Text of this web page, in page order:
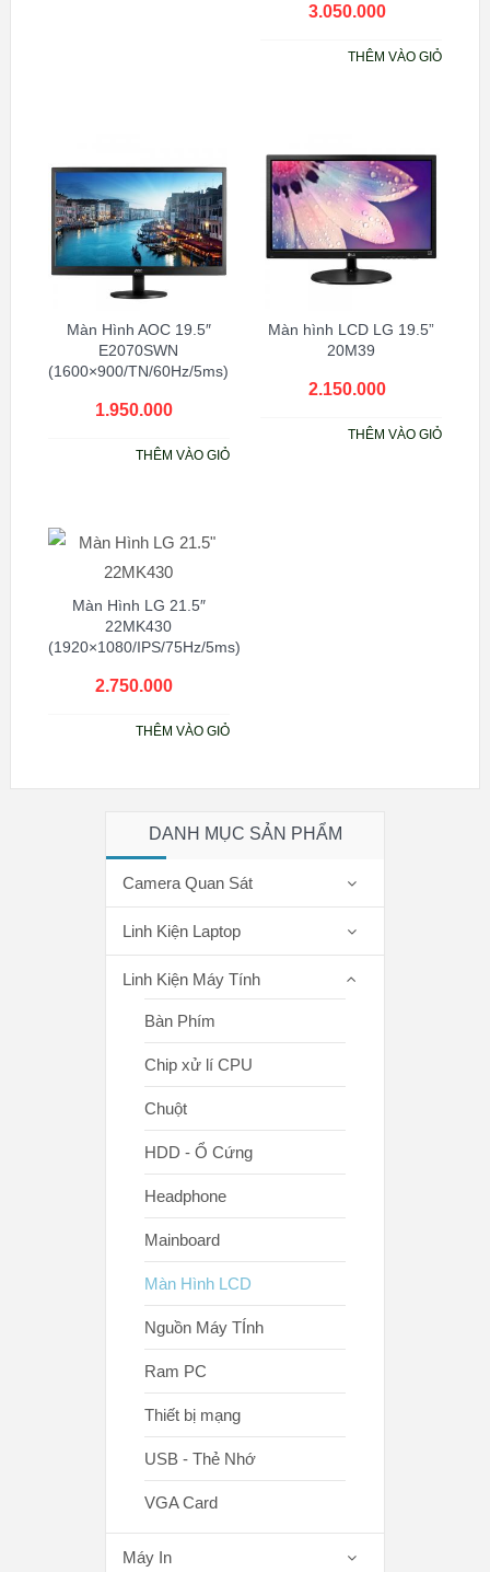
3.050.000₫
THÊM VÀO GIỎ
Màn Hình AOC 19.5″
E2070SWN
(1600×900/TN/60Hz/5ms)
1.950.000
THÊM VÀO GIỎ
Màn hình LCD LG 19.5”
20M39
2.150.000₫
THÊM VÀO GIỎ
Màn Hình LG 21.5″
22MK430
(1920×1080/IPS/75Hz/5ms)
2.750.000
THÊM VÀO GIỎ
DANH MỤC SẢN PHẨM
Camera Quan Sát
Linh Kiện Laptop
Linh Kiện Máy Tính
Bàn Phím
Chip xử lí CPU
Chuột
HDD - Ổ Cứng
Headphone
Mainboard
Màn Hình LCD
Nguồn Máy TÍnh
Ram PC
Thiết bị mạng
USB - Thẻ Nhớ
VGA Card
Máy In